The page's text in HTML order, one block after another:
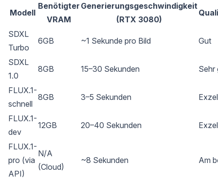
Modell
Benötigter
VRAM
Generierungsgeschwindigkeit
(RTX 3080)
SDXL
Turbo
6GB ~1 Sekunde pro Bild Gut
SDXL
1.0
8GB 15–30 Sekunden Sehr
FLUX.1-
schnell
8GB 3–5 Sekunden
FLUX.1-
dev
12GB 20–40 Sekunden
FLUX.1-
pro (via
API)
N/A
(Cloud)
~8 Sekunden Am